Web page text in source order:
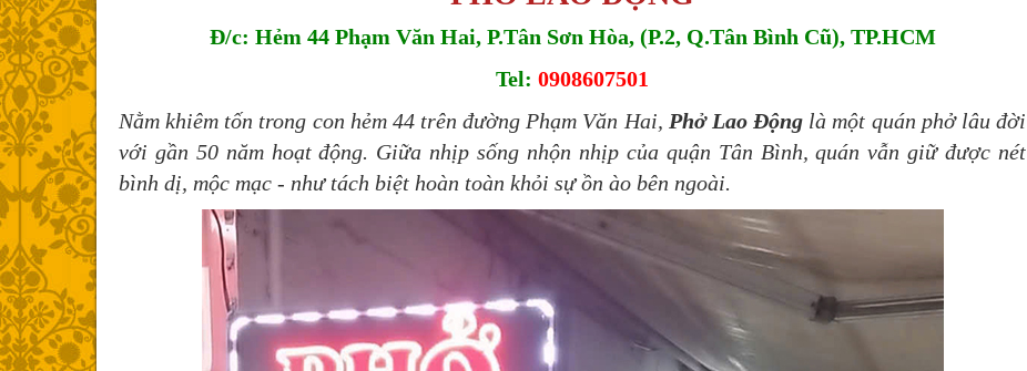
Đ/c: Hẻm 44 Phạm Văn Hai, P.Tân Sơn Hòa, (P.2, Q.Tân Bình Cũ), TP.HCM
Tel: 0908607501
Nằm khiêm tốn trong con hẻm 44 trên đường Phạm Văn Hai, Phở Lao Động là một quán phở lâu đời
với gần 50 năm hoạt động. Giữa nhịp sống nhộn nhịp của quận Tân Bình, quán vẫn giữ được nét
bình dị, mộc mạc - như tách biệt hoàn toàn khỏi sự ồn ào bên ngoài.